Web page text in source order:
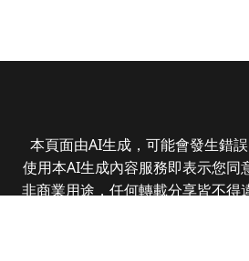
本頁面由AI生成，可能會發生錯誤
使用本AI生成內容服務即表示您同
非商業用途，任何轉載分享皆不得